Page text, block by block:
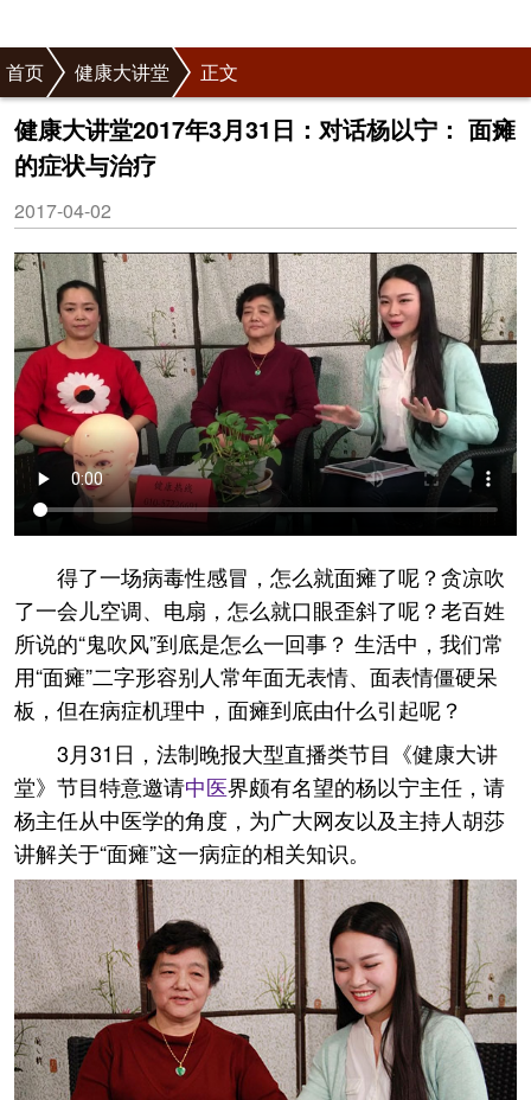
首页 健康大讲堂 正文
健康大讲堂2017年3月31日：对话杨以宁： 面瘫
的症状与治疗
2017-04-02
得了一场病毒性感冒，怎么就面瘫了呢？贪凉吹
了一会儿空调、电扇，怎么就口眼歪斜了呢？老百姓
所说的“鬼吹风”到底是怎么一回事？ 生活中，我们常
用“面瘫”二字形容别人常年面无表情、面表情僵硬呆
板，但在病症机理中，面瘫到底由什么引起呢？
3月31日，法制晚报大型直播类节目《健康大讲
堂》节目特意邀请中医界颇有名望的杨以宁主任，请
杨主任从中医学的角度，为广大网友以及主持人胡莎
讲解关于“面瘫”这一病症的相关知识。